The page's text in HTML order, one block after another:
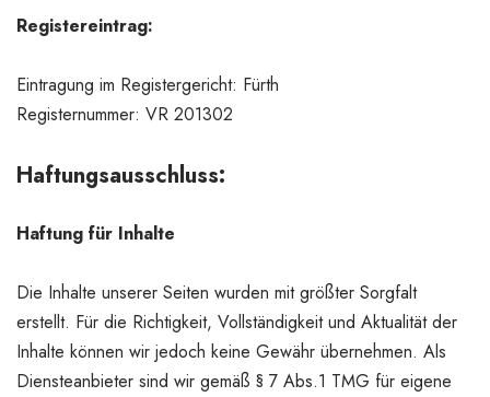
Registereintrag:
Eintragung im Registergericht: Fürth
Registernummer: VR 201302
Haftungsausschluss:
Haftung für Inhalte
Die Inhalte unserer Seiten wurden mit größter Sorgfalt
erstellt. Für die Richtigkeit, Vollständigkeit und Aktualität der
Inhalte können wir jedoch keine Gewähr übernehmen. Als
Diensteanbieter sind wir gemäß § 7 Abs.1 TMG für eigene